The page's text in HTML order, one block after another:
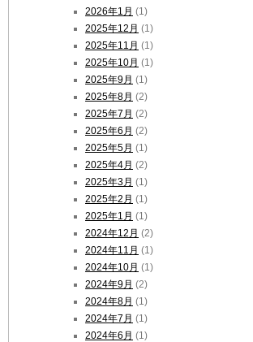
2026年1月 (1)
2025年12月 (1)
2025年11月 (1)
2025年10月 (1)
2025年9月 (1)
2025年8月 (2)
2025年7月 (2)
2025年6月 (2)
2025年5月 (1)
2025年4月 (2)
2025年3月 (1)
2025年2月 (1)
2025年1月 (1)
2024年12月 (2)
2024年11月 (1)
2024年10月 (1)
2024年9月 (2)
2024年8月 (1)
2024年7月 (1)
2024年6月 (1)